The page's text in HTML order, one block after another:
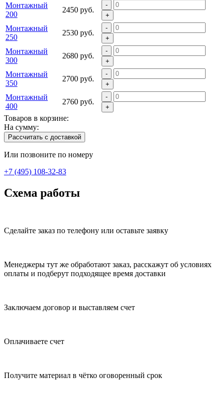
Монтажный
200
2450 руб.
-
+
Монтажный
250
2530 руб.
-
+
Монтажный
300
2680 руб.
-
+
Монтажный
350
2700 руб.
-
+
Монтажный
400
2760 руб.
-
+
Товаров в корзине:
На сумму:
Рассчитать с доставкой
Или позвоните по номеру
+7 (495) 108-32-83
Схема работы
Сделайте заказ по телефону или оставьте заявку
Менеджеры тут же обработают заказ, расскажут об условиях
оплаты и подберут подходящее время доставки
Заключаем договор и выставляем счет
Оплачиваете счет
Получите материал в чётко оговоренный срок